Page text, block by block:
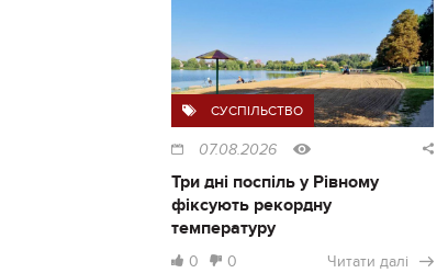
СУСПІЛЬСТВО
07.08.2026
Три дні поспіль у Рівному
фіксують рекордну
температуру
0 0 Читати далі